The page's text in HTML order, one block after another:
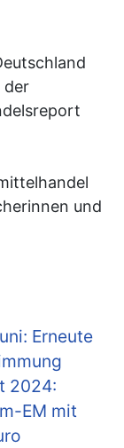
der
und
Erneute
2024:
EM mit